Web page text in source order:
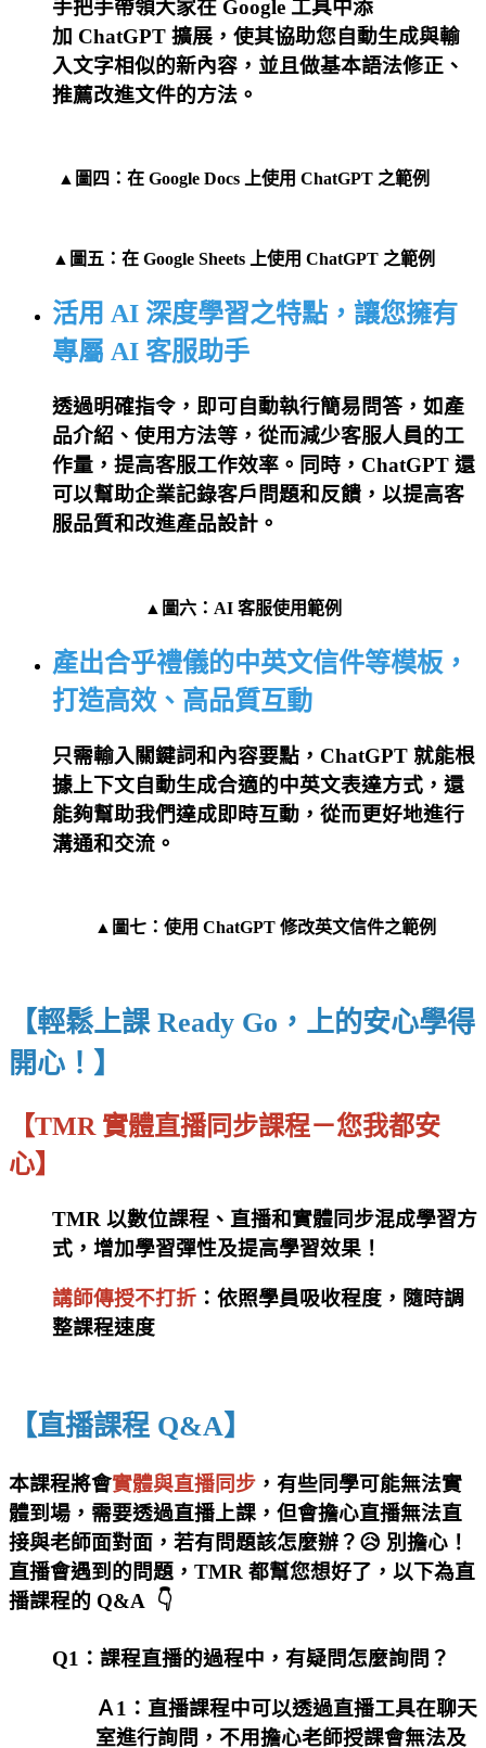
手把手帶領大家在 Google 工具中添
加 ChatGPT 擴展，使其協助您自動生成與輸
入文字相似的新內容，並且做基本語法修正、
推薦改進文件的方法。
▲圖四：在 Google Docs 上使用 ChatGPT 之範例
▲圖五：在 Google Sheets 上使用 ChatGPT 之範例
活用 AI 深度學習之特點 ，讓您擁有
專屬 AI 客服助手
透過明確指令， 即可自動執行簡易問答，如產
品介紹、使用方法等，從而減少客服人員的工
作量，提高客服工作效率。同時，ChatGPT 還
可以幫助企業記錄客戶問題和反饋，以提高客
服品質和改進產品設計。
▲圖六：AI 客服使用範例
產出合乎禮儀的中英文信件等模板，
打造高效、高品質互動
只需輸入關鍵詞和內容要點，ChatGPT 就能根
據上下文自動生成合適的中英文表達方式，還
能夠幫助我們達成即時互動，從而更好地進行
溝通和交流。
▲ 圖七：使用 ChatGPT 修改英文信件之範例
【輕鬆上課 Ready Go，上的安心學得
開心！】
【TMR 實體直播同步課程－您我都安
心】
TMR 以數位課程、直播和實體同步混成學習方
式，增加學習彈性及提高學習效果！
講師傳授不打折 ：依照學員吸收程度，隨時調
整課程速度
【直播課程 Q&A】
本課程將會實體與直播同步 ，有些同學可能無法實
體到場，需要透過直播上課，但會擔心直播無法直
接與老師面對面，若有問題該怎麼辦？😥 別擔心！
直播會遇到的問題，TMR 都幫您想好了，以下為直
播課程的 Q&A 👇
Q1：課程直播的過程中，有疑問怎麼詢問？
Ａ1：直播課程中可以透過直播工具在聊天
室進行詢問，不用擔心老師授課會無法及